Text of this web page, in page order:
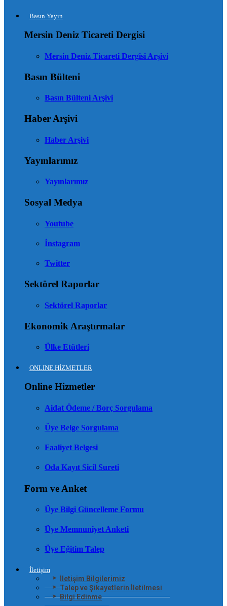
Basın Yayın
Mersin Deniz Ticareti Dergisi
Mersin Deniz Ticareti Dergisi Arşivi
Basın Bülteni
Basın Bülteni Arşivi
Haber Arşivi
Haber Arşivi
Yayınlarımız
Yayınlarımız
Sosyal Medya
Youtube
İnstagram
Twitter
Sektörel Raporlar
Sektörel Raporlar
Ekonomik Araştırmalar
Ülke Etütleri
ONLINE HİZMETLER
Online Hizmetler
Aidat Ödeme / Borç Sorgulama
Üye Belge Sorgulama
Faaliyet Belgesi
Oda Kayıt Sicil Sureti
Form ve Anket
Üye Bilgi Güncelleme Formu
Üye Memnuniyet Anketi
Üye Eğitim Talep
İletişim
İletişim Bilgilerimiz
Talep ve Şikayetlerin İletilmesi
Bilgi Edinme